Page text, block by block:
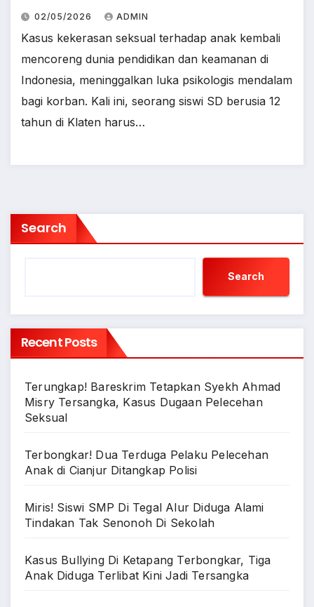
02/05/2026 ADMIN
Kasus kekerasan seksual terhadap anak kembali
mencoreng dunia pendidikan dan keamanan di
Indonesia, meninggalkan luka psikologis mendalam
bagi korban. ​Kali ini, seorang siswi SD berusia 12
tahun di Klaten harus…
Search
Search
Recent Posts
Terungkap! Bareskrim Tetapkan Syekh Ahmad
Misry Tersangka, Kasus Dugaan Pelecehan
Seksual
Terbongkar! Dua Terduga Pelaku Pelecehan
Anak di Cianjur Ditangkap Polisi
Miris! Siswi SMP Di Tegal Alur Diduga Alami
Tindakan Tak Senonoh Di Sekolah
Kasus Bullying Di Ketapang Terbongkar, Tiga
Anak Diduga Terlibat Kini Jadi Tersangka